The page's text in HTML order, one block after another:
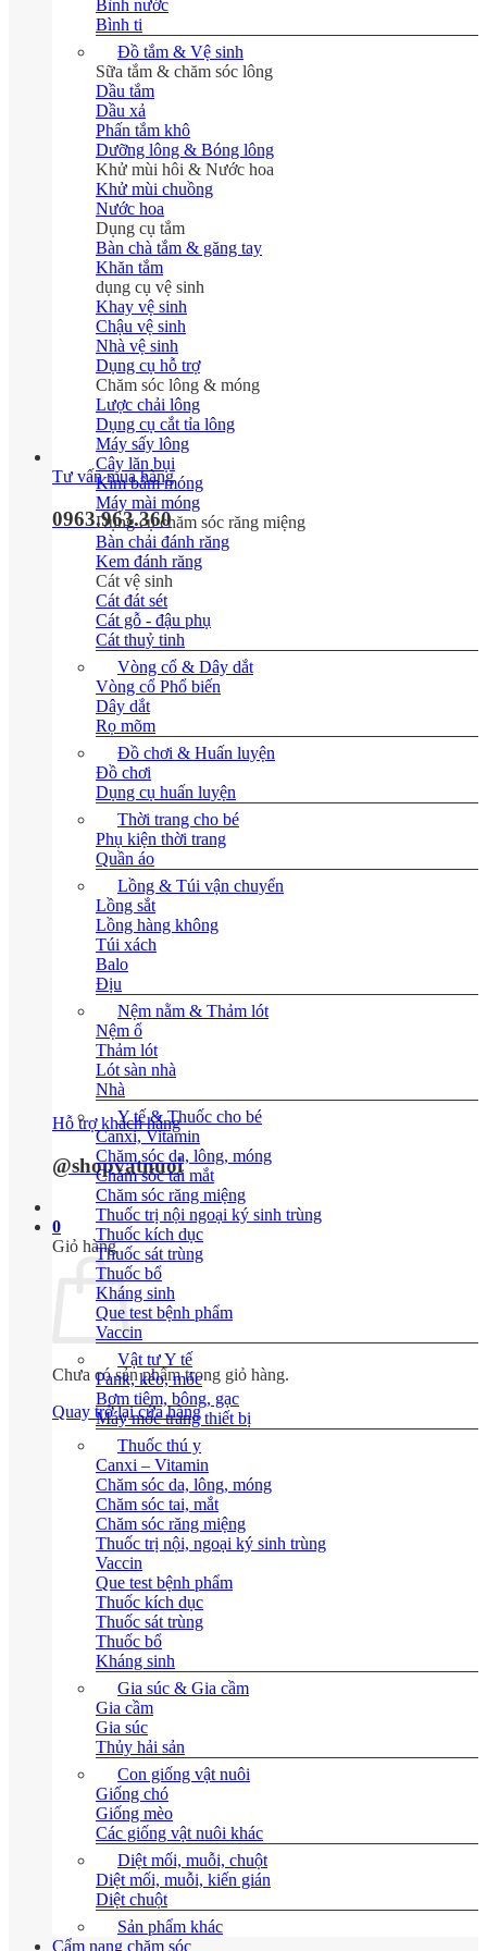
Tư vấn mua hàng
0963.963.360
Hỗ trợ khách hàng
@shopvatnuoi
0
Giỏ hàng
Chưa có sản phẩm trong giỏ hàng.
Quay trở lại cửa hàng
Bình nước
Bình ti
Đồ tắm & Vệ sinh
Sữa tắm & chăm sóc lông
Dầu tắm
Dầu xả
Phấn tắm khô
Dưỡng lông & Bóng lông
Khử mùi hôi & Nước hoa
Khử mùi chuồng
Nước hoa
Dụng cụ tắm
Bàn chà tắm & găng tay
Khăn tắm
dụng cụ vệ sinh
Khay vệ sinh
Chậu vệ sinh
Nhà vệ sinh
Dụng cụ hỗ trợ
Chăm sóc lông & móng
Lược chải lông
Dụng cụ cắt tỉa lông
Máy sấy lông
Cây lăn bụi
Kìm bấm móng
Máy mài móng
Dụng cụ chăm sóc răng miệng
Bàn chải đánh răng
Kem đánh răng
Cát vệ sinh
Cát đát sét
Cát gỗ - đậu phụ
Cát thuỷ tinh
Vòng cổ & Dây dắt
Vòng cổ
Dây dắt
Rọ mõm
Đồ chơi & Huấn luyện
Đồ chơi
Dụng cụ huấn luyện
Thời trang cho bé
Phụ kiện thời trang
Quần áo
Lồng & Túi vận chuyển
Lồng sắt
Lồng hàng không
Túi xách
Balo
Địu
Nệm nằm & Thảm lót
Nệm ổ
Thảm lót
Lót sàn nhà
Nhà
Y tế & Thuốc cho bé
Canxi, Vitamin
Chăm sóc da, lông, móng
Chăm sóc tai mắt
Chăm sóc răng miệng
Thuốc trị nội ngoại ký sinh trùng
Thuốc kích dục
Thuốc sát trùng
Thuốc bổ
Kháng sinh
Que test bệnh phẩm
Vaccin
Vật tư Y tế
Pank, kéo, móc
Bơm tiêm, bông, gạc
Máy móc trang thiết bị
Thuốc thú y
Canxi – Vitamin
Chăm sóc da, lông, móng
Chăm sóc tai, mắt
Chăm sóc răng miệng
Thuốc trị nội, ngoại ký sinh trùng
Vaccin
Que test bệnh phẩm
Thuốc kích dục
Thuốc sát trùng
Thuốc bổ
Kháng sinh
Gia súc & Gia cầm
Gia cầm
Gia súc
Thủy hải sản
Con giống vật nuôi
Giống chó
Giống mèo
Các giống vật nuôi khác
Diệt mối, muỗi, chuột
Diệt mối, muỗi, kiến gián
Diệt chuột
Sản phẩm khác
Cẩm nang chăm sóc